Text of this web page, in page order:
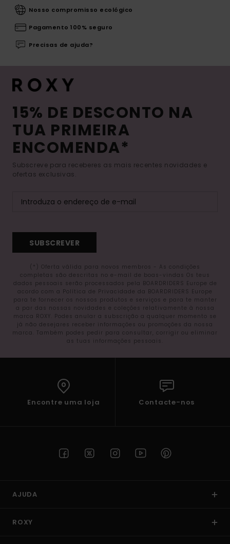
Nosso compromisso ecológico
Pagamento 100% seguro
Precisas de ajuda?
15% DE DESCONTO NA
TUA PRIMEIRA
ENCOMENDA*
Subscreve para receberes as mais recentes novidades e
ofertas exclusivas.
SUBSCREVER
(*) Oferta válida para novos membros - As condições
completas são descritas no e-mail de boas-vindas Os teus
dados pessoais serão processados pela BOARDRIDERS Europe de
acordo com a Política de Privacidade da BOARDRIDERS Europe
para te fornecer os nossos produtos e serviços e para te manter
a par das nossas novidades e coleções relativamente à nossa
marca ROXY. Podes anular a subscrição a qualquer momento se
já não desejares receber informações ou promoções da nossa
marca. Também podes pedir para consultar, corrigir ou eliminar
as tuas informações pessoais.
Encontre uma loja Contacte-nos
AJUDA
ROXY